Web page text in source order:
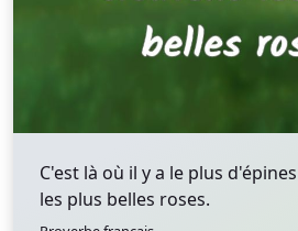
C'est là où il y a le plus
les plus belles roses.